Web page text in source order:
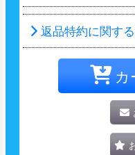
返品特約に関す
カ